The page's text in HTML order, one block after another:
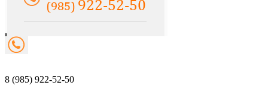
8 (985) 922-52-50